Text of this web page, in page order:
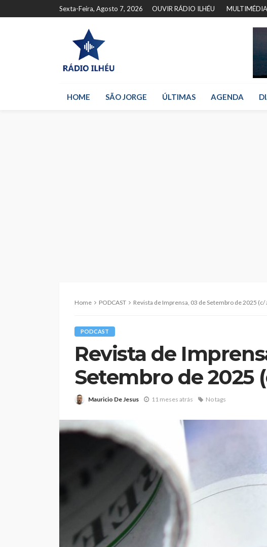
Sexta-Feira, Agosto 7, 2026 OUVIR RÁDIO ILHÉU MULTIMÉDIA
HOME SÃO JORGE ÚLTIMAS AGENDA
Home PODCAST Revista de Imprensa, 03 de Setembro de 2025 (c/
PODCAST
Revista de
Setembro de 2025
Mauricio De Jesus 11 meses atrás No tags